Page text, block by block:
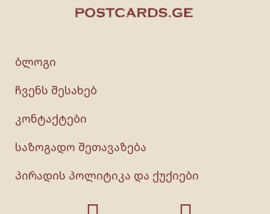
ბლოგი
ჩვენს შესახებ
კონტაქტები
საზოგადო შეთავაზება
პირადის პოლიტიკა და ქუქიები